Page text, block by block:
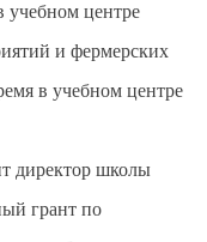
учебном центре
и фермерских
в учебном центре
директор школы
грант по